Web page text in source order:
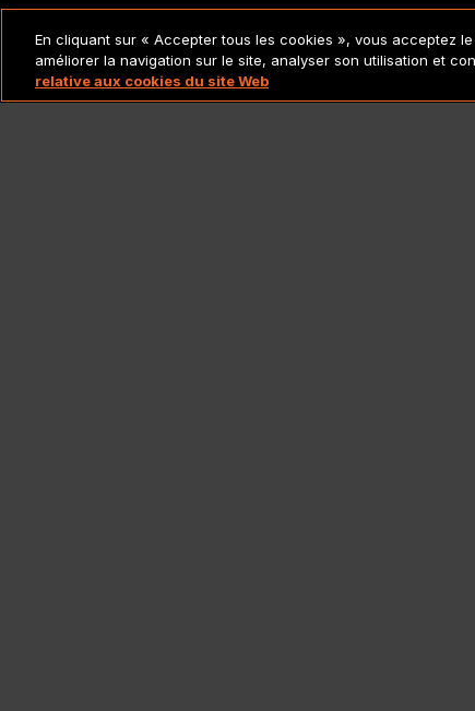
MENTIONS LÉGALES ET
POLITIQUES
En cliquant sur « Accepter tous les cookies », vous acceptez
améliorer la navigation sur le site, analyser son utilisation et
relative aux cookies du site Web